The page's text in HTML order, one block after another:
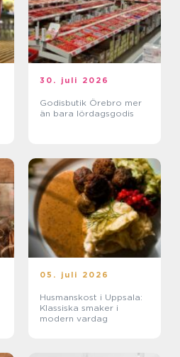
30. juli 2026
Godisbutik Örebro mer
än bara lördagsgodis
05. juli 2026
Husmanskost i Uppsala:
Klassiska smaker i
modern vardag